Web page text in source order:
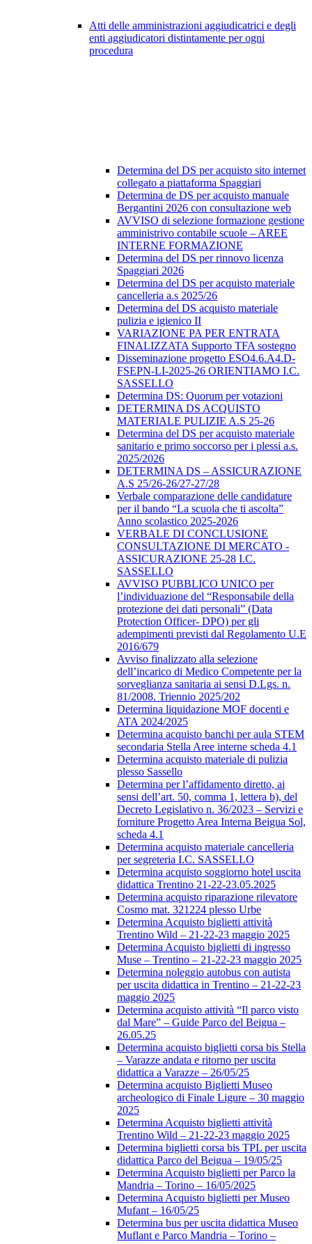
Atti delle amministrazioni aggiudicatrici e degli
enti aggiudicatori distintamente per ogni
procedura
Determina del DS per acquisto sito internet
collegato a piattaforma Spaggiari
Determina de DS per acquisto manuale
Bergantini 2026 con consultazione web
AVVISO di selezione formazione gestione
amministrivo contabile scuole – AREE
INTERNE FORMAZIONE
Determina del DS per rinnovo licenza
Spaggiari 2026
Determina del DS per acquisto materiale
cancelleria a.s 2025/26
Determina del DS acquisto materiale
pulizia e igienico II
VARIAZIONE PA PER ENTRATA
FINALIZZATA Supporto TFA sostegno
Disseminazione progetto ESO4.6.A4.D-
FSEPN-LI-2025-26 ORIENTIAMO I.C.
SASSELLO
Determina DS: Quorum per votazioni
DETERMINA DS ACQUISTO
MATERIALE PULIZIE A.S 25-26
Determina del DS per acquisto materiale
sanitario e primo soccorso per i plessi a.s.
2025/2026
DETERMINA DS – ASSICURAZIONE
A.S 25/26-26/27-27/28
Verbale comparazione delle candidature
per il bando “La scuola che ti ascolta”
Anno scolastico 2025-2026
VERBALE DI CONCLUSIONE
CONSULTAZIONE DI MERCATO -
ASSICURAZIONE 25-28 I.C.
SASSELLO
AVVISO PUBBLICO UNICO per
l’individuazione del “Responsabile della
protezione dei dati personali” (Data
Protection Officer- DPO) per gli
adempimenti previsti dal Regolamento U.E
2016/679
Avviso finalizzato alla selezione
dell’incarico di Medico Competente per la
sorveglianza sanitaria ai sensi D.Lgs. n.
81/2008. Triennio 2025/202
Determina liquidazione MOF docenti e
ATA 2024/2025
Determina acquisto banchi per aula STEM
secondaria Stella Aree interne scheda 4.1
Determina acquisto materiale di pulizia
plesso Sassello
Determina per l’affidamento diretto, ai
sensi dell’art. 50, comma 1, lettera b), del
Decreto Legislativo n. 36/2023 – Servizi e
forniture Progetto Area Interna Beigua Sol,
scheda 4.1
Determina acquisto materiale cancelleria
per segreteria I.C. SASSELLO
Determina acquisto soggiorno hotel uscita
didattica Trentino 21-22-23.05.2025
Determina acquisto riparazione rilevatore
Cosmo mat. 321224 plesso Urbe
Determina Acquisto biglietti attività
Trentino Wild – 21-22-23 maggio 2025
Determina Acquisto biglietti di ingresso
Muse – Trentino – 21-22-23 maggio 2025
Determina noleggio autobus con autista
per uscita didattica in Trentino – 21-22-23
maggio 2025
Determina acquisto attività “Il parco visto
dal Mare” – Guide Parco del Beigua –
26.05.25
Determina acquisto biglietti corsa bis Stella
– Varazze andata e ritorno per uscita
didattica a Varazze – 26/05/25
Determina acquisto Biglietti Museo
archeologico di Finale Ligure – 30 maggio
2025
Determina Acquisto biglietti attività
Trentino Wild – 21-22-23 maggio 2025
Determina biglietti corsa bis TPL per uscita
didattica Parco del Beigua – 19/05/25
Determina Acquisto biglietti per Parco la
Mandria – Torino – 16/05/2025
Determina Acquisto biglietti per Museo
Mufant – 16/05/25
Determina bus per uscita didattica Museo
Muflant e Parco Mandria – Torino –